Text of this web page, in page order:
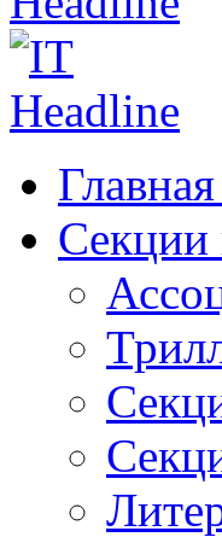
Главная
Секции